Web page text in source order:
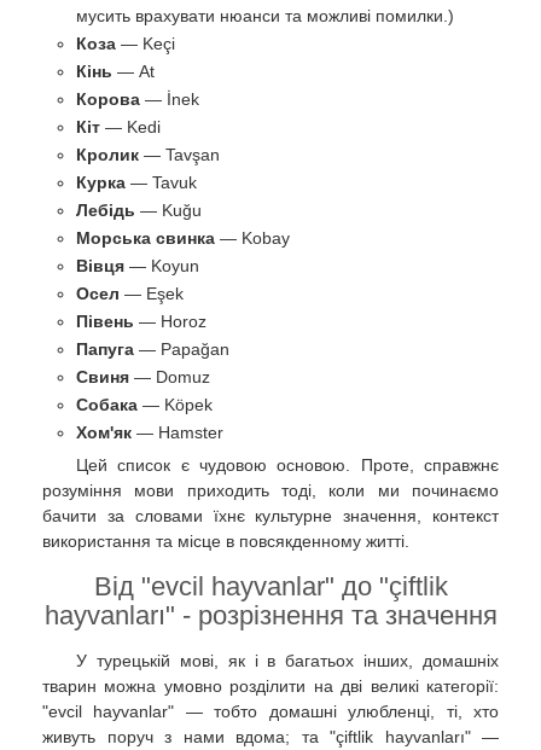
мусить врахувати нюанси та можливі помилки.)
Коза — Keçi
Кінь — At
Корова — İnek
Кіт — Kedi
Кролик — Tavşan
Курка — Tavuk
Лебідь — Kuğu
Морська свинка — Kobay
Вівця — Koyun
Осел — Eşek
Півень — Horoz
Папуга — Papağan
Свиня — Domuz
Собака — Köpek
Хом'як — Hamster
Цей список є чудовою основою. Проте, справжнє
розуміння мови приходить тоді, коли ми починаємо
бачити за словами їхнє культурне значення, контекст
використання та місце в повсякденному житті.
Від "evcil hayvanlar" до "çiftlik
hayvanları" - розрізнення та значення
У турецькій мові, як і в багатьох інших, домашніх
тварин можна умовно розділити на дві великі категорії:
"evcil hayvanlar" — тобто домашні улюбленці, ті, хто
живуть поруч з нами вдома; та "çiftlik hayvanları" —